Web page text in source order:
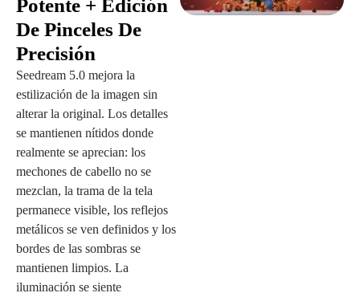
Potente + Edición
De Pinceles De
Precisión
Seedream 5.0 mejora la
estilización de la imagen sin
alterar la original. Los detalles
se mantienen nítidos donde
realmente se aprecian: los
mechones de cabello no se
mezclan, la trama de la tela
permanece visible, los reflejos
metálicos se ven definidos y los
bordes de las sombras se
mantienen limpios. La
iluminación se siente